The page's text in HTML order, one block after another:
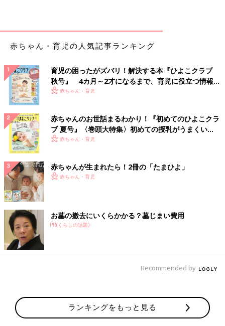
赤ちゃん・育児の人気記事ランキング
育児の困ったがズバリ！解決する本『ひよこクラブ
秋号』 4カ月～2才になるまで、育児に役立つ情報が
いっぱい！
赤ちゃん・育児
赤ちゃんのお世話まるわかり！『初めてのひよこクラ
ブ 夏号』〈巻頭大特集〉初めての授乳がうまくい
く！ おっぱい・ミルクの基本と夏のトラブル 解決テ
赤ちゃん・育児
赤ちゃんが生まれたら！2冊の「たまひよ」
赤ちゃん・育児
お墓の撤去にいくらかかる？墓じまい費用
PR(くらしの話題)
Recommended by
ランキングをもっと見る